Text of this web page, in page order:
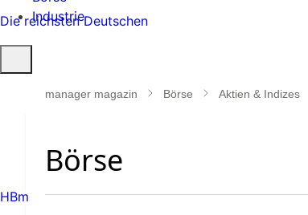
Industrie
öffnen
manager magazin Börse Aktien & Indizes
Die reichsten Deutschen
HBm